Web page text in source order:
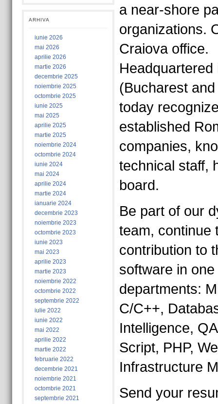
ARHIVA
iunie 2026
mai 2026
aprilie 2026
martie 2026
decembrie 2025
noiembrie 2025
octombrie 2025
iunie 2025
mai 2025
aprilie 2025
martie 2025
noiembrie 2024
octombrie 2024
iunie 2024
mai 2024
aprilie 2024
martie 2024
ianuarie 2024
decembrie 2023
noiembrie 2023
octombrie 2023
iunie 2023
mai 2023
aprilie 2023
martie 2023
noiembrie 2022
octombrie 2022
septembrie 2022
iulie 2022
iunie 2022
mai 2022
aprilie 2022
martie 2022
februarie 2022
decembrie 2021
noiembrie 2021
octombrie 2021
septembrie 2021
a near-shore
organizations.
Craiova office.
Headquartered
(Bucharest
today
established
companies,
technical staff,
board.
Be part of our
team, continue
contribution to
software in
departments:
C/C++,
Intelligence,
Script, PHP,
Infrastructure
Send your